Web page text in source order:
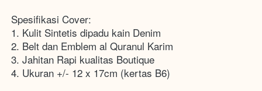
Spesifikasi Cover:
1. Kulit Sintetis dipadu kain Denim
2. Belt dan Emblem al Quranul Karim
3. Jahitan Rapi kualitas Boutique
4. Ukuran +/- 12 x 17cm (kertas B6)